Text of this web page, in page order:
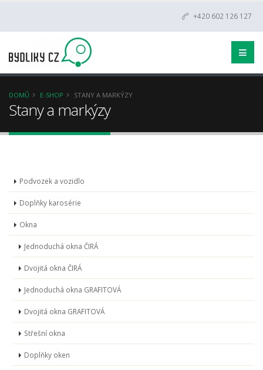
+420 602 126 127
DOMŮ E-SHOP STANY A MARKÝZY
Stany a markýzy
Podvozek a vozidlo
Doplňky karosérie
Okna
Jednoduchá okna ČIRÁ
Dvojitá okna ČIRÁ
Jednoduchá okna GRAFITOVÁ
Dvojitá okna GRAFITOVÁ
Střešní okna
Doplňky oken